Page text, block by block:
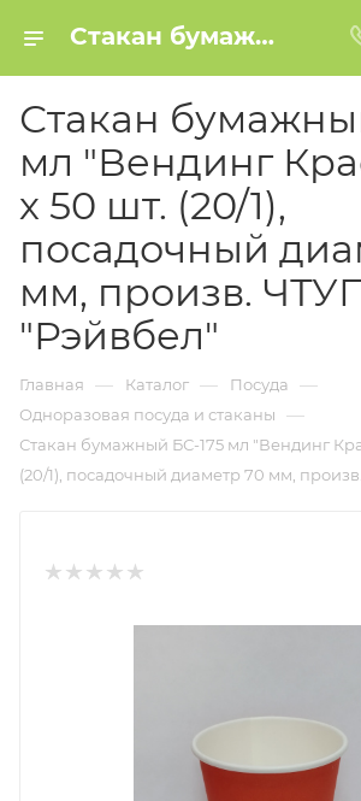
Стакан бумажный БС-175 мл "Вендинг Красный" 1 х 50 шт. (20/1), посадочный диаметр 70 мм, произв. ЧТУП "Рэйвбел" купить в Минске
Стакан
мл "Вендинг
х 50 шт. (20/1),
посадочный
мм, произв.
"Рэйвбел"
Главная — Каталог — Посуда —
Одноразовая посуда и стаканы —
Стакан бумажный БС-175 мл "Вендинг
(20/1), посадочный диаметр 70 мм,